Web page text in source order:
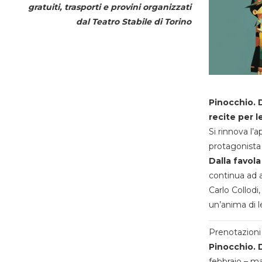
gratuiti, trasporti e provini organizzati
dal Teatro Stabile di Torino
Pinocchio.
recite per
Si rinnova
protagonista
Dalla
continua ad
Carlo
un’anima di
Pinocchio.